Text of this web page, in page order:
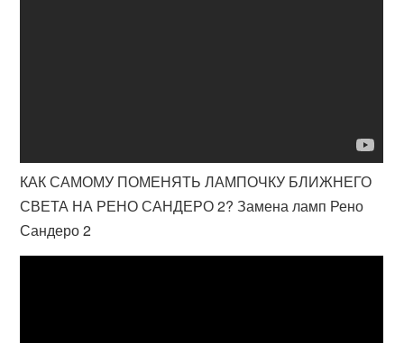
КАК САМОМУ ПОМЕНЯТЬ ЛАМПОЧКУ БЛИЖНЕГО
СВЕТА НА РЕНО САНДЕРО 2? Замена ламп Рено
Сандеро 2